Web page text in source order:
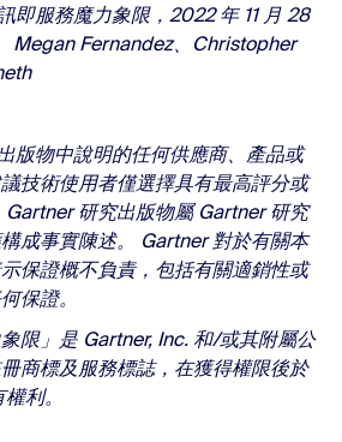
即服務魔力象限，2022 年 11 月 28
Megan Fernandez、Christopher
版物中說明的任何供應商、產品或
技術使用者僅選擇具有最高評分或
研究出版物屬 Gartner 研究
成事實陳述。 Gartner 對於有關本
保證概不負責，包括有關適銷性或
保證。
限」是 Gartner, Inc. 和/或其附屬公
商標及服務標誌，在獲得權限後於
利。